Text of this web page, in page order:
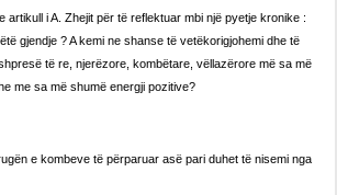
artikull i A. Zhejit për të reflektuar mbi një pyetje kronike :
gjendje ? A kemi ne shanse të vetëkorigjohemi dhe të
të re, njerëzore, kombëtare, vëllazërore më sa më
me sa më shumë energji pozitive?
e kombeve të përparuar asë pari duhet të nisemi nga